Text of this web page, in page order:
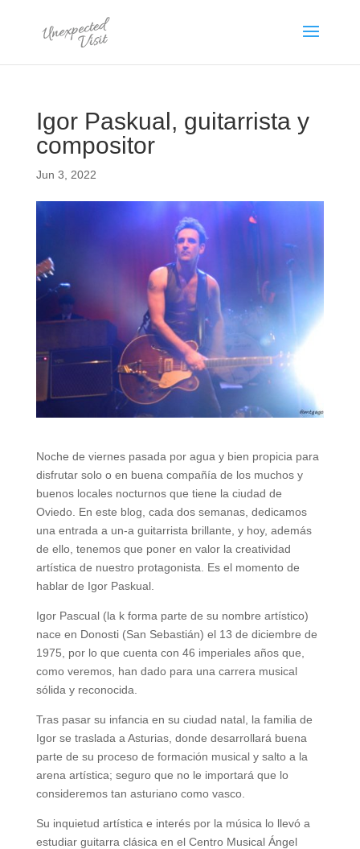
Igor Paskual, guitarrista y
compositor
Jun 3, 2022
Noche de viernes pasada por agua y bien propicia para
disfrutar solo o en buena compañía de los muchos y
buenos locales nocturnos que tiene la ciudad de
Oviedo. En este blog, cada dos semanas, dedicamos
una entrada a un-a guitarrista brillante, y hoy, además
de ello, tenemos que poner en valor la creatividad
artística de nuestro protagonista. Es el momento de
hablar de Igor Paskual.
Igor Pascual (la k forma parte de su nombre artístico)
nace en Donosti (San Sebastián) el 13 de diciembre de
1975, por lo que cuenta con 46 imperiales años que,
como veremos, han dado para una carrera musical
sólida y reconocida.
Tras pasar su infancia en su ciudad natal, la familia de
Igor se traslada a Asturias, donde desarrollará buena
parte de su proceso de formación musical y salto a la
arena artística; seguro que no le importará que lo
consideremos tan asturiano como vasco.
Su inquietud artística e interés por la música lo llevó a
estudiar guitarra clásica en el Centro Musical Ángel